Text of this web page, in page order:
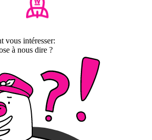
vous intéresser:
à nous dire ?